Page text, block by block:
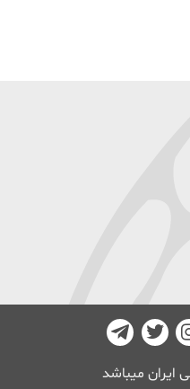
ایران میباشد